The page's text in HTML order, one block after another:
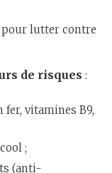
pour lutter contre
de risques :
vitamines B9,
;
(anti-